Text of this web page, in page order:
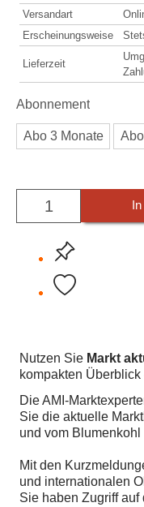
Versandart
Erscheinungsweise
Lieferzeit
Abonnement
Abo 3 Monate
Nutzen Sie Markt
kompakten
Die AMI-
Sie die aktuelle
und vom
Mit den
und internationalen
Sie haben Zugriff